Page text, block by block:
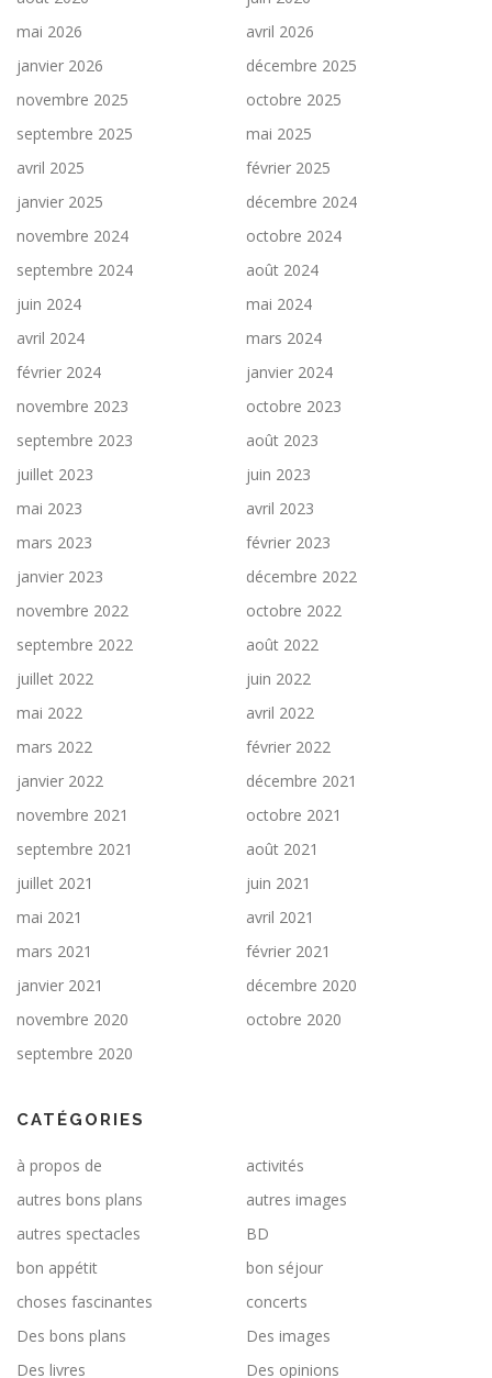
mai 2026
avril 2026
janvier 2026
décembre 2025
novembre 2025
octobre 2025
septembre 2025
mai 2025
avril 2025
février 2025
janvier 2025
décembre 2024
novembre 2024
octobre 2024
septembre 2024
août 2024
juin 2024
mai 2024
avril 2024
mars 2024
février 2024
janvier 2024
novembre 2023
octobre 2023
septembre 2023
août 2023
juillet 2023
juin 2023
mai 2023
avril 2023
mars 2023
février 2023
janvier 2023
décembre 2022
novembre 2022
octobre 2022
septembre 2022
août 2022
juillet 2022
juin 2022
mai 2022
avril 2022
mars 2022
février 2022
janvier 2022
décembre 2021
novembre 2021
octobre 2021
septembre 2021
août 2021
juillet 2021
juin 2021
mai 2021
avril 2021
mars 2021
février 2021
janvier 2021
décembre 2020
novembre 2020
octobre 2020
septembre 2020
CATÉGORIES
à propos de
activités
autres bons plans
autres images
autres spectacles
BD
bon appétit
bon séjour
choses fascinantes
concerts
Des bons plans
Des images
Des livres
Des opinions